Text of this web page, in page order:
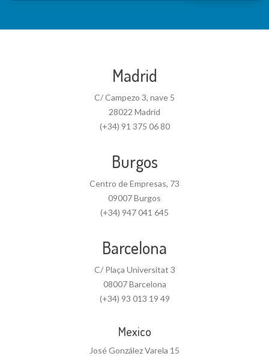
Madrid
C/ Campezo 3, nave 5
28022 Madrid
(+34) 91 375 06 80
Burgos
Centro de Empresas, 73
09007 Burgos
(+34) 947 041 645
Barcelona
C/ Plaça Universitat 3
08007 Barcelona
(+34) 93 013 19 49
Mexico
José González Varela 15